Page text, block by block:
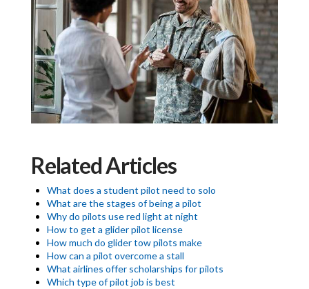
Related Articles
What does a student pilot need to solo
What are the stages of being a pilot
Why do pilots use red light at night
How to get a glider pilot license
How much do glider tow pilots make
How can a pilot overcome a stall
What airlines offer scholarships for pilots
Which type of pilot job is best